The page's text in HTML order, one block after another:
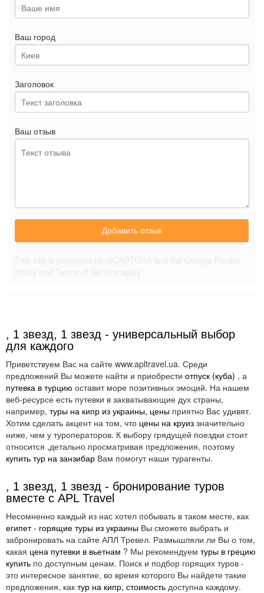
Ваш город
Заголовок
Ваш отзыв
Добавить отзыв
, 1 звезд, 1 звезд - универсальный выбор
для каждого
Приветствуем Вас на сайте www.apltravel.ua. Среди
предложений Вы можете найти и приобрести отпуск (куба) , а
путевка в турцию оставит море позитивных эмоций. На нашем
веб-ресурсе есть путевки в захватывающие дух страны,
например, туры на кипр из украины, цены приятно Вас удивят.
Хотим сделать акцент на том, что цены на круиз значительно
ниже, чем у туроператоров. К выбору грядущей поездки стоит
относится ,детально просматривая предложения, поэтому
купить тур на занзибар Вам помогут наши турагенты.
, 1 звезд, 1 звезд - бронирование туров
вместе с APL Travel
Несомненно каждый из нас хотел побывать в таком месте, как
египет - горящие туры из украины Вы сможете выбрать и
забронировать на сайте АПЛ Тревел. Размышляли ли Вы о том,
какая цена путевки в вьетнам ? Мы рекомендуем туры в грецию
купить по доступным ценам. Поиск и подбор горящих туров -
это интересное занятие, во время которого Вы найдете такие
предложения, как тур на кипр, стоимость доступна каждому.